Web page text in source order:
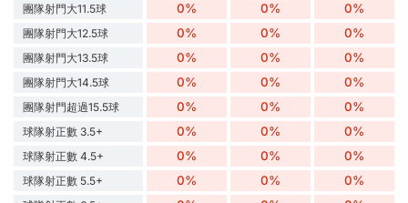
團隊射門大11.5球 0% 0% 0%
團隊射門大12.5球 0% 0% 0%
團隊射門大13.5球 0% 0% 0%
團隊射門大14.5球 0% 0% 0%
團隊射門超過15.5球 0% 0% 0%
球隊射正數 3.5+ 0% 0% 0%
球隊射正數 4.5+ 0% 0% 0%
球隊射正數 5.5+ 0% 0% 0%